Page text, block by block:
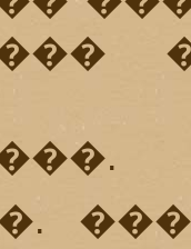
�.